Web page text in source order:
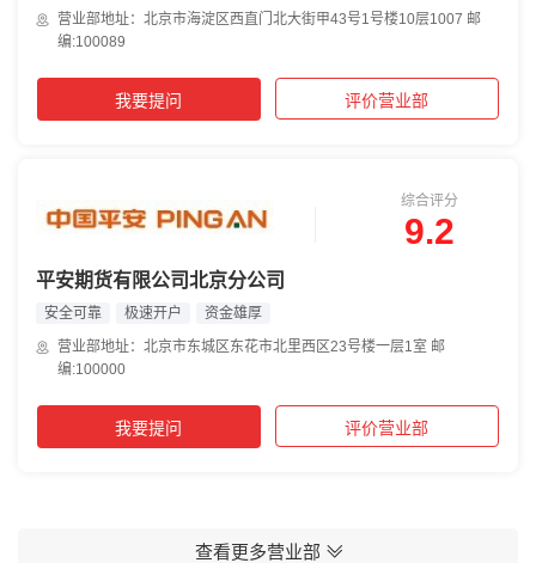
营业部地址：北京市海淀区西直门北大街甲43号1号楼10层1007 邮
编:100089
我要提问 评价营业部
综合评分
9.2
平安期货有限公司北京分公司
安全可靠 极速开户
资金雄厚
营业部地址：北京市东城区东花市北里西区23号楼一层1室 邮
编:100000
我要提问 评价营业部
查看更多营业部